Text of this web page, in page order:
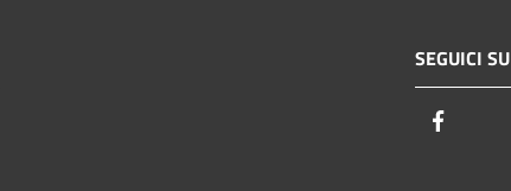
SEGUICI SU